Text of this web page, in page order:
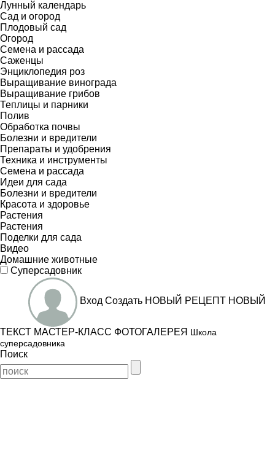
Лунный календарь
Сад и огород
Плодовый сад
Огород
Семена и рассада
Саженцы
Энциклопедия роз
Выращивание винограда
Выращивание грибов
Теплицы и парники
Полив
Обработка почвы
Болезни и вредители
Препараты и удобрения
Техника и инструменты
Семена и рассада
Идеи для сада
Болезни и вредители
Красота и здоровье
Растения
Растения
Поделки для сада
Видео
Домашние животные
Суперсадовник
Вход Создать НОВЫЙ РЕЦЕПТ НОВЫЙ
ТЕКСТ МАСТЕР-КЛАСС ФОТОГАЛЕРЕЯ Школа
суперсадовника
Поиск